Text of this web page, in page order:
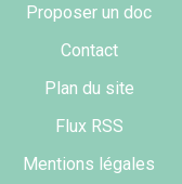
Proposer un doc
Contact
Plan du site
Flux RSS
Mentions légales